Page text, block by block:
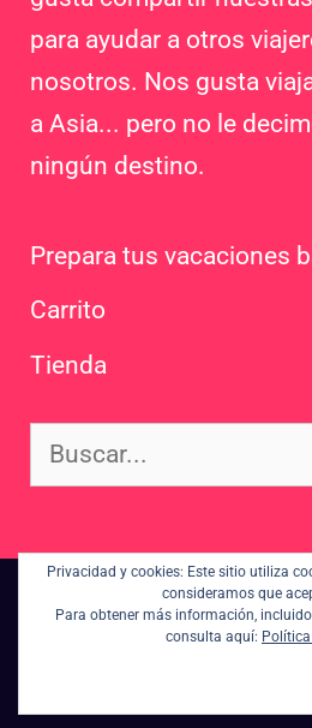
para ayudar a otros
nosotros. Nos gusta
a Asia... pero no le
ningún destino.
Prepara tus vacaciones
Carrito
Tienda
Buscar:
Privacidad y cookies: Este sitio utiliza
consideramos que
Para obtener más información,
consulta aquí:
Contacto
Política de Privacidad, Cookies